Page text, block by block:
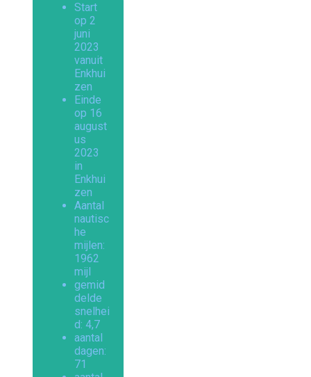
Start
op 2
juni
2023
vanuit
Enkhui
zen
Einde
op 16
august
us
2023
in
Enkhui
zen
Aantal
nautisc
he
mijlen:
1962
mijl
gemid
delde
snelhei
d: 4,7
aantal
dagen:
71